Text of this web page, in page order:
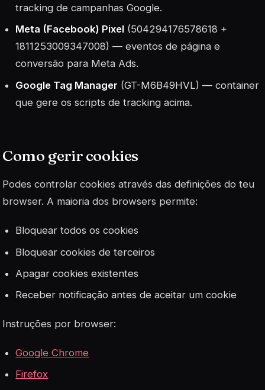
tracking de campanhas Google.
Meta (Facebook) Pixel (504294176578618 +
1811253009347008) — eventos de página e
conversão para Meta Ads.
Google Tag Manager (GT-M6B49HVL) — container
que gere os scripts de tracking acima.
Como gerir cookies
Podes controlar cookies através das definições do teu
browser. A maioria dos browsers permite:
Bloquear todos os cookies
Bloquear cookies de terceiros
Apagar cookies existentes
Receber notificação antes de aceitar um cookie
Instruções por browser:
Google Chrome
Firefox